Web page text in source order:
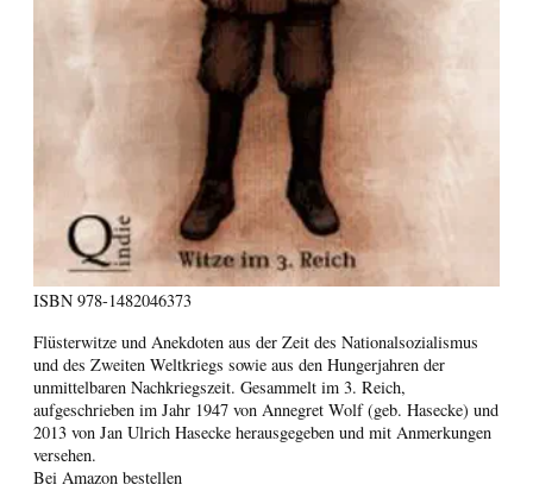
ISBN 978-1482046373
Flüsterwitze und Anekdoten aus der Zeit des Nationalsozialismus
und des Zweiten Weltkriegs sowie aus den Hungerjahren der
unmittelbaren Nachkriegszeit. Gesammelt im 3. Reich,
aufgeschrieben im Jahr 1947 von Annegret Wolf (geb. Hasecke) und
2013 von Jan Ulrich Hasecke herausgegeben und mit Anmerkungen
versehen.
Bei Amazon bestellen